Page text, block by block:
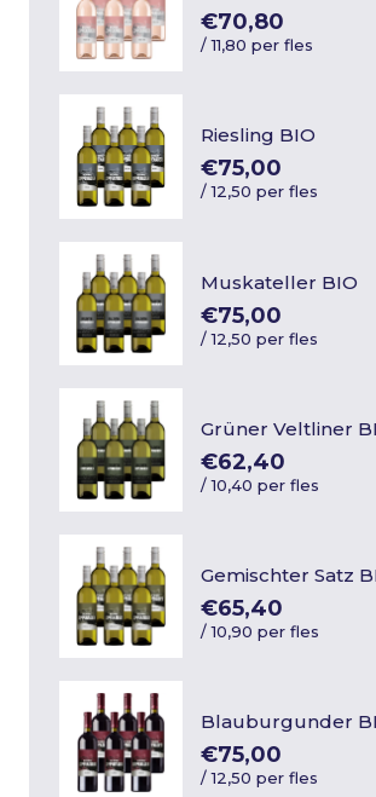
€70,80
/11,80 per fles
Riesling BIO
€75,00
/12,50 per fles
Muskateller BIO
€75,00
/12,50 per fles
Grüner Veltliner
€62,40
/10,40 per fles
Gemischter Satz
€65,40
/10,90 per fles
Blauburgunder
€75,00
/12,50 per fles